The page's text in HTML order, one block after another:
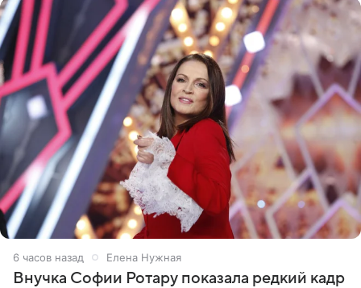
6 часов назад Елена Нужная
Внучка Софии Ротару показала редкий кадр